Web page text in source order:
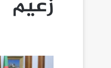
زعيم